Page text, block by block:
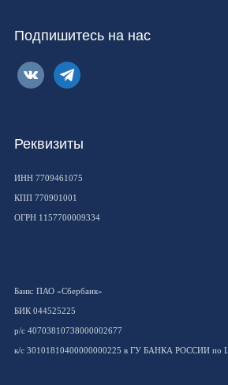
Подпишитесь на нас
vkontaktetelegram
Реквизиты
ИНН 7709461075
КПП 770901001
ОГРН 1157700009334
Банк: ПАО «Сбербанк»
БИК 044525225
р/с 40703810738000002677
к/с 30101810400000000225 в ГУ БАНКА РОССИИ по